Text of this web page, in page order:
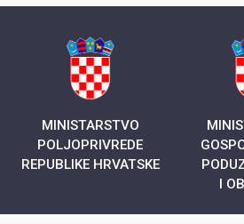
MINISTARSTVO
POLJOPRIVREDE
REPUBLIKE HRVATSKE
I